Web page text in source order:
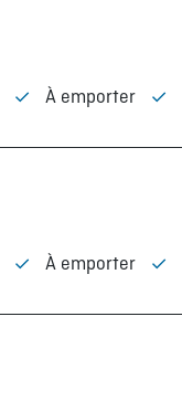
À emporter
À emporter